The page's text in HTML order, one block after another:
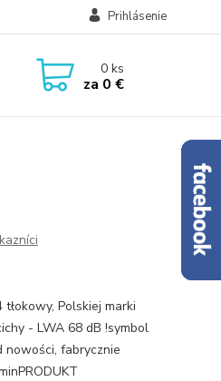
Prihlásenie
0ks
za 0 €
Polskiej marki
- LWA 68 dB !symbol
nowości, fabrycznie